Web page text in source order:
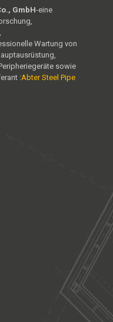
GmbH-eine
Wartung von
sowie
:Abter Steel Pipe